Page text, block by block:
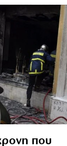
που